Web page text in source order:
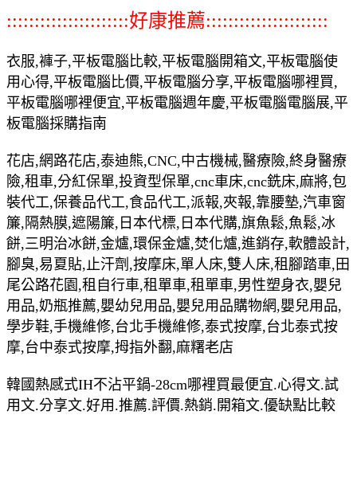
::::::::::::::::::::::好康推薦::::::::::::::::::::::
衣服,褲子,平板電腦比較,平板電腦開箱文,平板電腦使
用心得,平板電腦比價,平板電腦分享,平板電腦哪裡買,
平板電腦哪裡便宜,平板電腦週年慶,平板電腦電腦展,平
板電腦採購指南
花店,網路花店,泰迪熊,CNC,中古機械,醫療險,終身醫療
險,租車,分紅保單,投資型保單,cnc車床,cnc銑床,麻將,包
裝代工,保養品代工,食品代工,派報,夾報,靠腰墊,汽車窗
簾,隔熱膜,遮陽簾,日本代標,日本代購,旗魚鬆,魚鬆,冰
餅,三明治冰餅,金爐,環保金爐,焚化爐,進銷存,軟體設計,
腳臭,易夏貼,止汗劑,按摩床,單人床,雙人床,租腳踏車,田
尾公路花園,租自行車,租單車,租單車,男性塑身衣,嬰兒
用品,奶瓶推薦,嬰幼兒用品,嬰兒用品購物網,嬰兒用品,
學步鞋,手機維修,台北手機維修,泰式按摩,台北泰式按
摩,台中泰式按摩,拇指外翻,麻糬老店
韓國熱感式IH不沾平鍋-28cm哪裡買最便宜.心得文.試
用文.分享文.好用.推薦.評價.熱銷.開箱文.優缺點比較